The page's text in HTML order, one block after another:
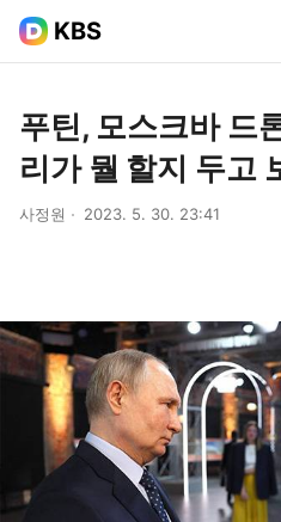
KBS
푸틴, 모스크바 드
리가 뭘 할지 두고
사정원 2023. 5. 30. 23:41